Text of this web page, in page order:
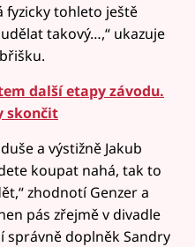
fyzicky tohleto ještě
takový…,“ ukazuje
další etapy závodu.
skončit
a výstižně Jakub
koupat nahá, tak to
zhodnotí Genzer a
pás zřejmě v divadle
správně doplněk Sandry